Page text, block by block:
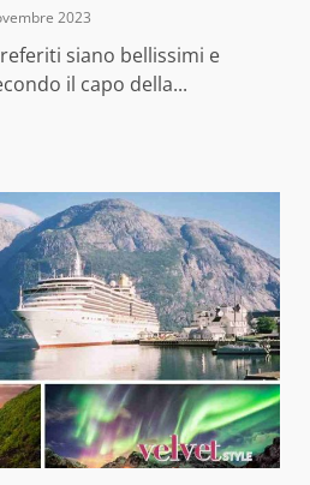
2023
siano bellissimi e
il capo della...